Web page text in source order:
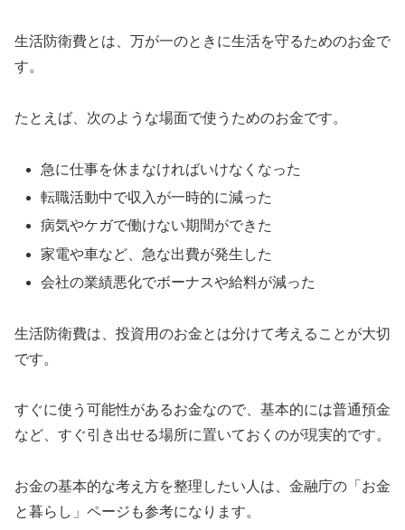
生活防衛費とは、万が一のときに生活を守るためのお金で
す。
たとえば、次のような場面で使うためのお金です。
急に仕事を休まなければいけなくなった
転職活動中で収入が一時的に減った
病気やケガで働けない期間ができた
家電や車など、急な出費が発生した
会社の業績悪化でボーナスや給料が減った
生活防衛費は、投資用のお金とは分けて考えることが大切
です。
すぐに使う可能性があるお金なので、基本的には普通預金
など、すぐ引き出せる場所に置いておくのが現実的です。
お金の基本的な考え方を整理したい人は、金融庁の「お金
と暮らし」ページも参考になります。